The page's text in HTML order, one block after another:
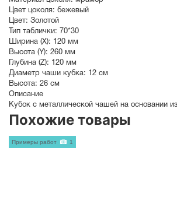
Цвет цоколя: бежевый
Цвет: Золотой
Тип таблички: 70*30
Ширина (X): 120 мм
Высота (Y): 260 мм
Глубина (Z): 120 мм
Диаметр чаши кубка: 12 см
Высота: 26 см
Описание
Кубок с металлической чашей на основании
Похожие товары
Примеры работ 1